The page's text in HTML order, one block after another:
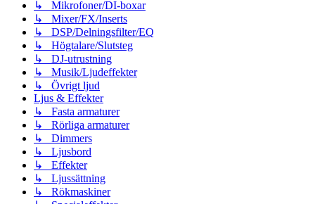
↳ Mikrofoner/DI-boxar
↳ Mixer/FX/Inserts
↳ DSP/Delningsfilter/EQ
↳ Högtalare/Slutsteg
↳ DJ-utrustning
↳ Musik/Ljudeffekter
↳ Övrigt ljud
Ljus & Effekter
↳ Fasta armaturer
↳ Rörliga armaturer
↳ Dimmers
↳ Ljusbord
↳ Effekter
↳ Ljussättning
↳ Rökmaskiner